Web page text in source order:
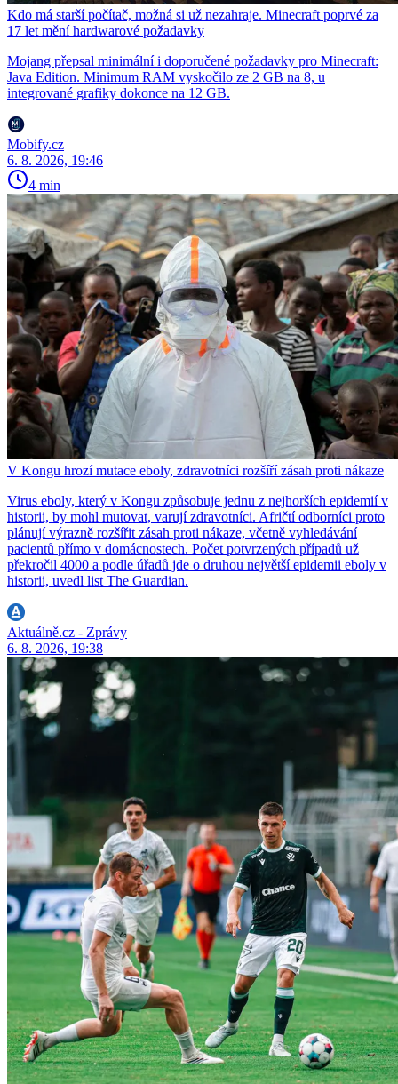
Kdo má starší počítač, možná si už nezahraje. Minecraft poprvé za
17 let mění hardwarové požadavky
Mojang přepsal minimální i doporučené požadavky pro Minecraft:
Java Edition. Minimum RAM vyskočilo ze 2 GB na 8, u
integrované grafiky dokonce na 12 GB.
Mobify.cz
6. 8. 2026, 19:46
4 min
V Kongu hrozí mutace eboly, zdravotníci rozšíří zásah proti nákaze
Virus eboly, který v Kongu způsobuje jednu z nejhorších epidemií v
historii, by mohl mutovat, varují zdravotníci. Afričtí odborníci proto
plánují výrazně rozšířit zásah proti nákaze, včetně vyhledávání
pacientů přímo v domácnostech. Počet potvrzených případů už
překročil 4000 a podle úřadů jde o druhou největší epidemii eboly v
historii, uvedl list The Guardian.
Aktuálně.cz - Zprávy
6. 8. 2026, 19:38